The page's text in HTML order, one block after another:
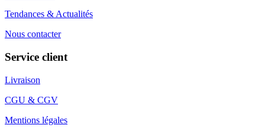
Tendances & Actualités
Nous contacter
Service client
Livraison
CGU & CGV
Mentions légales